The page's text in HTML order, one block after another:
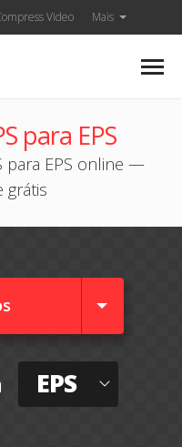
Video Mais
para EPS
para EPS online —
grátis
EPS